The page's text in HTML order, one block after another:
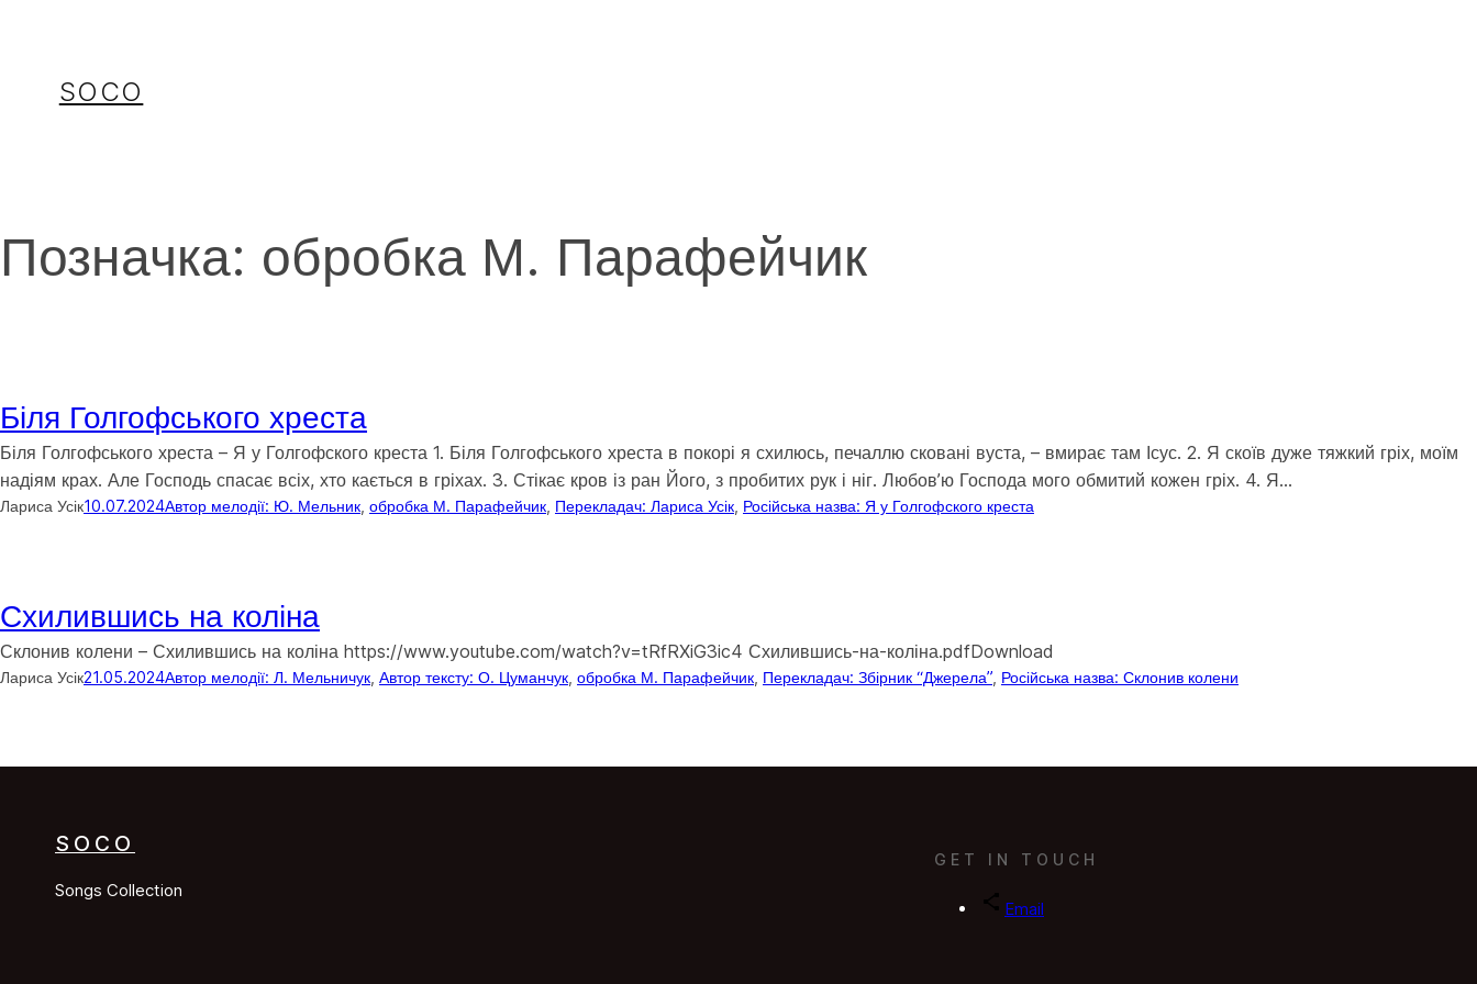
SOCO
Позначка: обробка М. Парафейчик
Біля Голгофського хреста
Біля Голгофського хреста – Я у Голгофского креста 1. Біля Голгофського хреста в покорі я схилюсь, печаллю сковані вуста, – вмирає там Ісус. 2. Я скоїв дуже тяжкий гріх, моїм
надіям крах. Але Господь спасає всіх, хто кається в гріхах. 3. Стікає кров із ран Його, з пробитих рук і ніг. Любов’ю Господа мого обмитий кожен гріх. 4. Я…
Лариса Усік10.07.2024Автор мелодії: Ю. Мельник обробка М. Парафейчик Перекладач: Лариса Усік Російська назва: Я у Голгофского креста
Схилившись на коліна
Склонив колени – Схилившись на коліна https://www.youtube.com/watch?v=tRfRXiG3ic4 Схилившись-на-коліна.pdfDownload
Лариса Усік21.05.2024Автор мелодії: Л. Мельничук Автор тексту: О. Цуманчук обробка М. Парафейчик Перекладач: Збірник “Джерела” Російська назва: Склонив колени
SOCO
Songs Collection
GET IN TOUCH
Email